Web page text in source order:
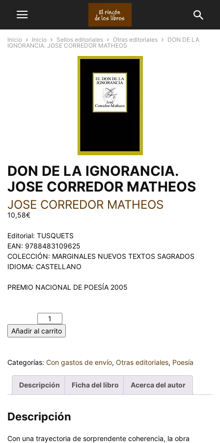
Inicio Inicio Sellos editoriales Otras editoriales
DON DE LA
IGNORANCIA. JOSE CORREDOR MATHEOS
DON DE LA IGNORANCIA.
JOSE CORREDOR MATHEOS
JOSE CORREDOR MATHEOS
10,58€
Editorial: TUSQUETS
EAN: 9788483109625
COLECCIÓN: MARGINALES NUEVOS TEXTOS SAGRADOS
IDIOMA: CASTELLANO
PREMIO NACIONAL DE POESÍA 2005
Añadir al carrito
Categorías: Con gastos de envío, Otras editoriales, Poesía
Descripción Ficha del libro Acerca del autor
Descripción
Con una trayectoria de sorprendente coherencia, la obra